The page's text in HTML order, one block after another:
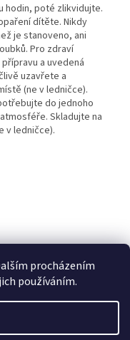
procházením
používáním.
hodin, poté zlikvidujte.
dítěte. Nikdy
je stanoveno, ani
Pro zdraví
a uvedená
uzavřete a
(ne v ledničce).
do jednoho
Skladujte na
v ledničce).
nás i na MALL.CZ